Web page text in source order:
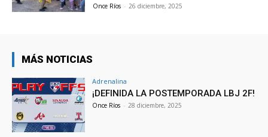
Once Ríos - 26 diciembre, 2025
MÁS NOTICIAS
Adrenalina
¡DEFINIDA LA POSTEMPORADA LBJ 2F!
Once Ríos - 28 diciembre, 2025